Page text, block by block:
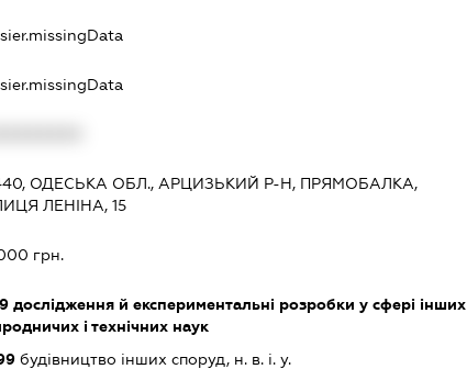
ОДЕСЬКА ОБЛ., АРЦИЗЬКИЙ Р-Н, ПРЯМОБАЛКА,
ЛЕНІНА, 15
грн.
дослідження й експериментальні розробки у сфері інших
і технічних наук
будівництво інших споруд, н. в. і. у.